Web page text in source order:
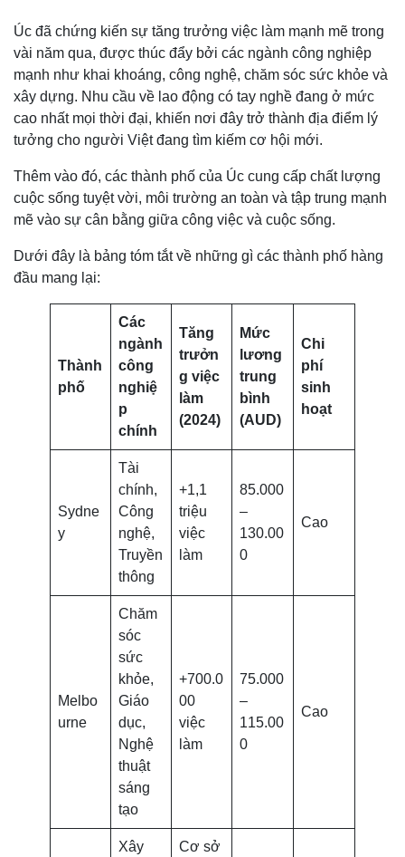
Úc đã chứng kiến sự tăng trưởng việc làm mạnh mẽ trong
vài năm qua, được thúc đẩy bởi các ngành công nghiệp
mạnh như khai khoáng, công nghệ, chăm sóc sức khỏe và
xây dựng. Nhu cầu về lao động có tay nghề đang ở mức
cao nhất mọi thời đại, khiến nơi đây trở thành địa điểm lý
tưởng cho người Việt đang tìm kiếm cơ hội mới.
Thêm vào đó, các thành phố của Úc cung cấp chất lượng
cuộc sống tuyệt vời, môi trường an toàn và tập trung mạnh
mẽ vào sự cân bằng giữa công việc và cuộc sống.
Dưới đây là bảng tóm tắt về những gì các thành phố hàng
đầu mang lại:
Thành
phố
Các
ngành
công
nghiệ
p
chính
Tăng
trưởn
g việc
làm
(2024)
Mức
lương
trung
bình
(AUD)
Chi
phí
sinh
hoạt
Sydne
y
Tài
chính,
Công
nghệ,
Truyền
thông
+1,1
triệu
việc
làm
85.000
–
130.00
0
Cao
Melbo
urne
Chăm
sóc
sức
khỏe,
Giáo
dục,
Nghệ
thuật
sáng
tạo
+700.0
00
việc
làm
75.000
–
115.00
0
Cao
Xây
Cơ sở